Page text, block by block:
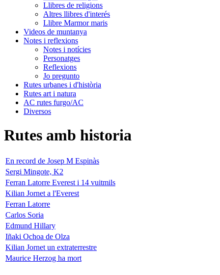
Llibres de religions
Altres llibres d'interés
Llibre Marmor maris
Videos de muntanya
Notes i reflexions
Notes i notícies
Personatges
Reflexions
Jo pregunto
Rutes urbanes i d'història
Rutes art i natura
AC rutes furgo/AC
Diversos
Rutes amb historia
En record de Josep M Espinàs
Sergi Mingote, K2
Ferran Latorre Everest i 14 vuitmils
Kilian Jornet a l'Everest
Ferran Latorre
Carlos Soria
Edmund Hillary
Iñaki Ochoa de Olza
Kilian Jornet un extraterrestre
Maurice Herzog ha mort